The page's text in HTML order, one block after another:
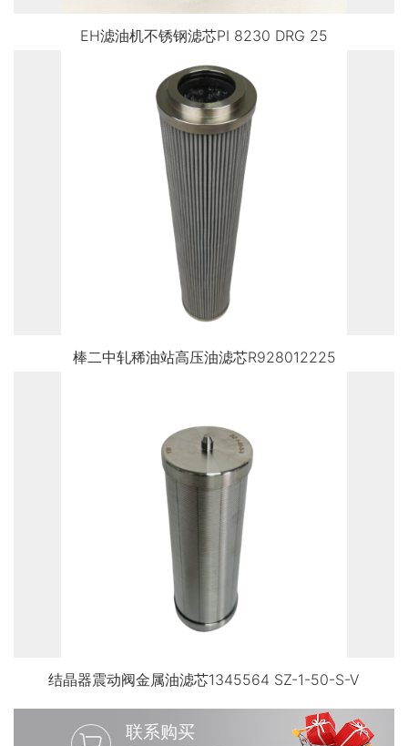
EH滤油机不锈钢滤芯PI 8230 DRG 25
棒二中轧稀油站高压油滤芯R928012225
结晶器震动阀金属油滤芯1345564 SZ-1-50-S-V
联系购买